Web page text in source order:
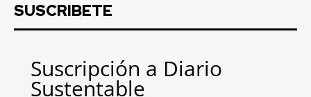
SUSCRIBETE
Suscripción a Diario
Sustentable